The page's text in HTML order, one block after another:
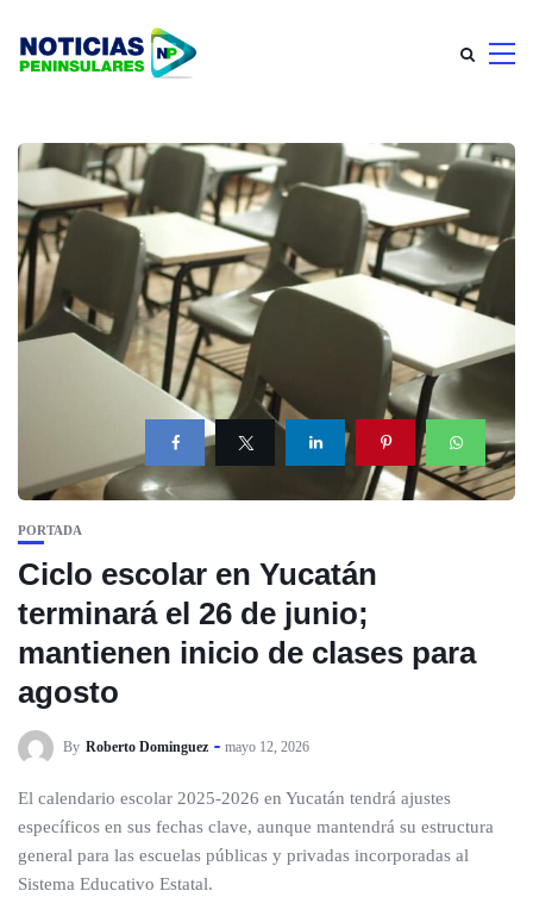
PORTADA
Ciclo escolar en Yucatán
terminará el 26 de junio;
mantienen inicio de clases para
agosto
By Roberto Dominguez mayo 12, 2026
El calendario escolar 2025-2026 en Yucatán tendrá ajustes
específicos en sus fechas clave, aunque mantendrá su estructura
general para las escuelas públicas y privadas incorporadas al
Sistema Educativo Estatal.